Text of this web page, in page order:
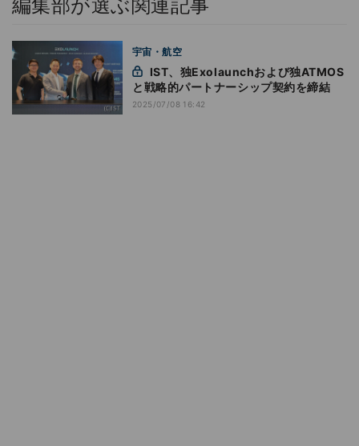
編集部が選ぶ関連記事
宇宙・航空
と戦略的パートナーシップ契約を締結
2025/07/08 16:42